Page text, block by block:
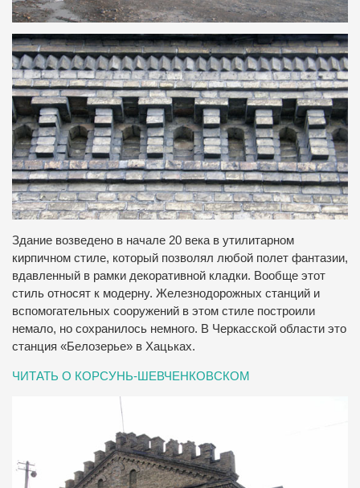
Здание возведено в начале 20 века в утилитарном
кирпичном стиле, который позволял любой полет фантазии,
вдавленный в рамки декоративной кладки. Вообще этот
стиль относят к модерну. Железнодорожных станций и
вспомогательных сооружений в этом стиле построили
немало, но сохранилось немного. В Черкасской области это
станция «Белозерье» в Хацьках.
ЧИТАТЬ О КОРСУНЬ-ШЕВЧЕНКОВСКОМ